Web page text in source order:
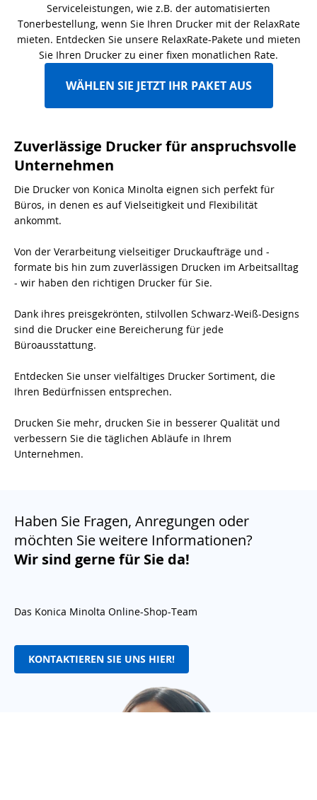
Serviceleistungen, wie z.B. der automatisierten
Tonerbestellung, wenn Sie Ihren Drucker mit der RelaxRate
mieten. Entdecken Sie unsere RelaxRate-Pakete und mieten
Sie Ihren Drucker zu einer fixen monatlichen Rate.
WÄHLEN SIE JETZT IHR PAKET AUS
Zuverlässige Drucker für anspruchsvolle
Unternehmen
Die Drucker von Konica Minolta eignen sich perfekt für
Büros, in denen es auf Vielseitigkeit und Flexibilität
ankommt.
Von der Verarbeitung vielseitiger Druckaufträge und -
formate bis hin zum zuverlässigen Drucken im Arbeitsalltag
- wir haben den richtigen Drucker für Sie.
Dank ihres preisgekrönten, stilvollen Schwarz-Weiß-Designs
sind die Drucker eine Bereicherung für jede
Büroausstattung.
Entdecken Sie unser vielfältiges Drucker Sortiment, die
Ihren Bedürfnissen entsprechen.
Drucken Sie mehr, drucken Sie in besserer Qualität und
verbessern Sie die täglichen Abläufe in Ihrem
Unternehmen.
Haben Sie Fragen, Anregungen oder
möchten Sie weitere Informationen?
Wir sind gerne für Sie da!
Das Konica Minolta Online-Shop-Team
KONTAKTIEREN SIE UNS HIER!